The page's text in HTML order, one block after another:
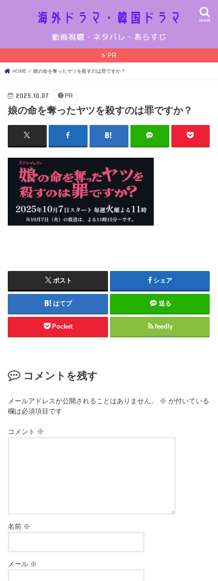
search
PR
HOME 娘の命を奪ったヤツを殺すのは罪ですか？
2025.10.07 PR
娘の命を奪ったヤツを殺すのは罪ですか？
ポスト シェア
はてブ 送る
Pocket feedly
コメントを残す
メールアドレスが公開されることはありません。 ※ が付いている
欄は必須項目です
コメント ※
名前 ※
メール ※